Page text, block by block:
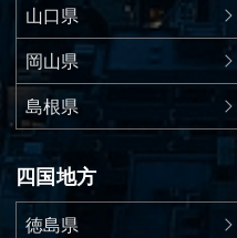
山口県
岡山県
島根県
四国地方
徳島県